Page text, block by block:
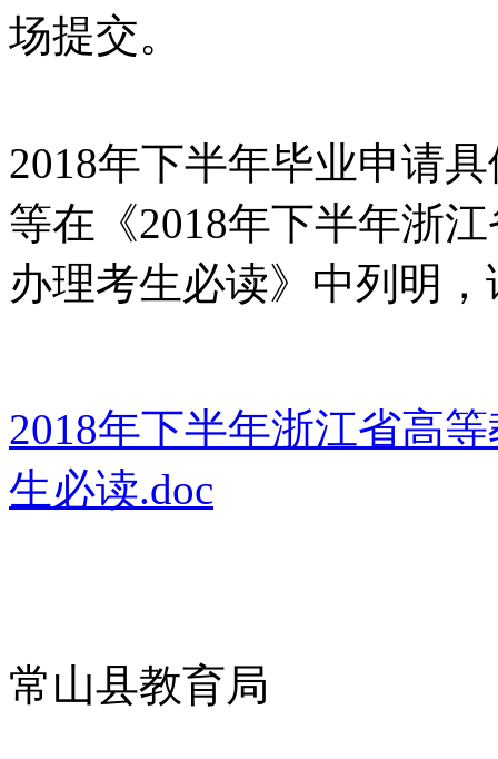
场提交。
2018年下半年毕业申请
等在《2018年下半年浙
办理考生必读》中列明
2018年下半年浙江省高
生必读.doc
常山县教育局